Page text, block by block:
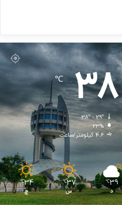
38
℃
38º - 29º
23%
4.6 کیلومتر/ساعت
39
℃
د
37
℃
س
34
℃
چ